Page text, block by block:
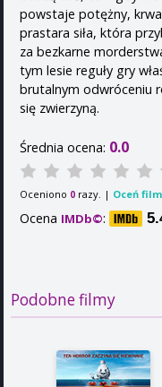
powstaje potężny,
prastara siła, która
za bezkarne
tym lesie reguły gry
brutalnym odwróceniu
się zwierzyną.
Średnia ocena: 0.0
Oceniono 0 razy. | Oceń film
Ocena IMDb©:
Podobne filmy